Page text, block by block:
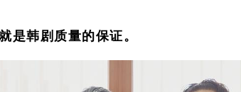
是韩剧质量的保证。